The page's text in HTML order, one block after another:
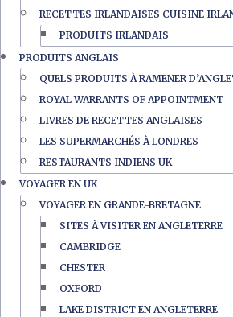
RECETTES IRLANDAISES CUISINE
PRODUITS IRLANDAIS
PRODUITS ANGLAIS
QUELS PRODUITS À RAMENER
ROYAL WARRANTS OF APPOINTMENT
LIVRES DE RECETTES ANGLAISES
LES SUPERMARCHÉS À LONDRES
RESTAURANTS INDIENS UK
VOYAGER EN UK
VOYAGER EN GRANDE-BRETAGNE
SITES À VISITER EN ANGLETERRE
CAMBRIDGE
CHESTER
OXFORD
LAKE DISTRICT EN ANGLETERRE